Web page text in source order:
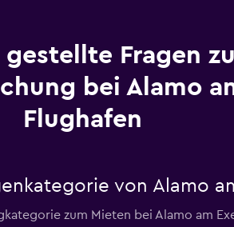
gestellte Fragen
bei Alamo
Flughafen
von Alamo
zum Mieten bei Alamo am